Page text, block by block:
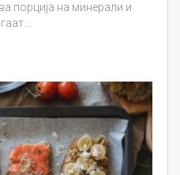
порција на минерали и